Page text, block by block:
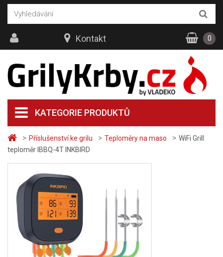
> Příslušenství ke grilu > Teploměry na maso > WiFi Grill
teploměr IBBQ-4T INKBIRD
KATEGORIE PRODUKTŮ
Kontakt 0